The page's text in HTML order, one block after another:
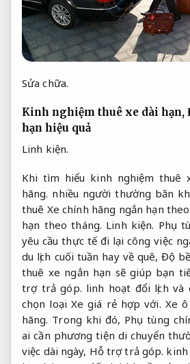
Sửa chữa.
Kinh nghiệm thuê xe dài hạn,
hạn hiệu quả
Linh kiện.
Khi tìm hiểu kinh nghiệm thuê
hãng. nhiều người thường băn
thuê Xe chính hãng ngắn hạn
hạn theo tháng. Linh kiện. Phụ
yêu cầu thực tế đi lại công việc
du lịch cuối tuần hay về quê,Độ
thuê xe ngắn hạn sẽ giúp bạn
trợ trả góp. linh hoạt đổi lịch và
chọn loại Xe giá rẻ hợp với. Xe
hãng. Trong khi đó, Phụ tùng
ai cần phương tiện di chuyển
việc dài ngày, Hỗ trợ trả góp. kinh